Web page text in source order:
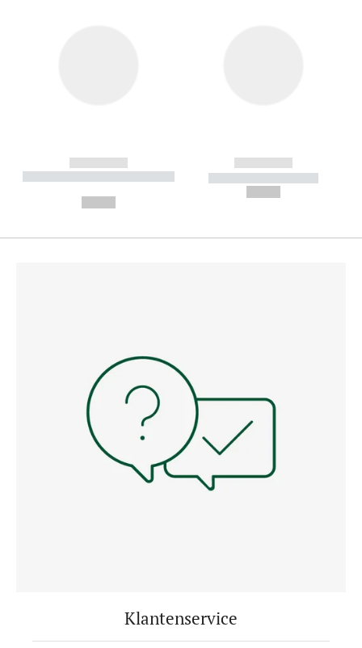
------------
----------- ----------- --------
------------
----------- -----------
Klantenservice